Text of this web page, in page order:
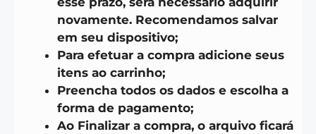
novamente. Recomendamos salvar
em seu dispositivo;
Para efetuar a compra adicione seus
itens ao carrinho;
Preencha todos os dados e escolha a
forma de pagamento;
Ao Finalizar a compra, o arquivo ficará